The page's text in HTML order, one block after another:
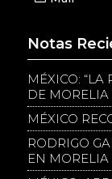
Notas
MÉXICO: “LA
DE MORELIA
MÉXICO
RODRIGO
EN MORELIA